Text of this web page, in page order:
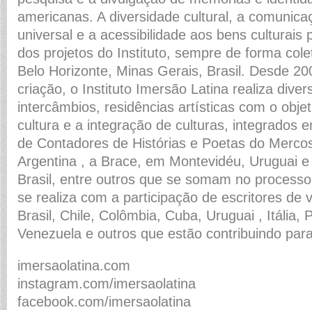
americanas. A diversidade cultural, a
universal e a acessibilidade aos bens culturais
dos projetos do Instituto, sempre de forma
Belo Horizonte, Minas Gerais, Brasil. Desde
criação, o Instituto Imersão Latina realiza
intercâmbios, residências artísticas com o
cultura e a integração de culturas, integrados
de Contadores de Histórias e Poetas do
Argentina , a Brace, em Montevidéu, Uruguai
Brasil, entre outros que se somam no
se realiza com a participação de escritores de
Brasil, Chile, Colômbia, Cuba, Uruguai , Itália,
Venezuela e outros que estão contribuindo
imersaolatina.com
instagram.com/imersaolatina
facebook.com/imersaolatina